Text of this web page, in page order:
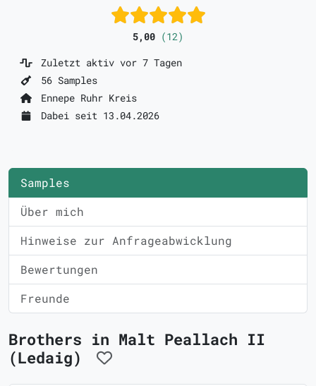
5,00 (12)
Zuletzt aktiv vor 7 Tagen
56 Samples
Ennepe Ruhr Kreis
Dabei seit 13.04.2026
Samples
Über mich
Hinweise zur Anfrageabwicklung
Bewertungen
Freunde
Brothers in Malt Peallach II
(Ledaig)